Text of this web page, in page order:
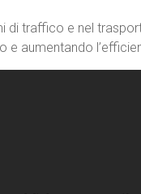
di traffico e nel
e aumentando